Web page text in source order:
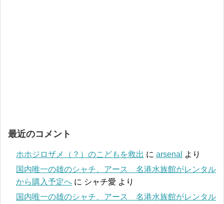
最近のコメント
ホホジロザメ（？）のこどもを救出 に arsenal
より
国内唯一の雄のシャチ、アース 名港水族館がレンタル
から購入予定へ に シャチ愛 より
国内唯一の雄のシャチ、アース 名港水族館がレンタル